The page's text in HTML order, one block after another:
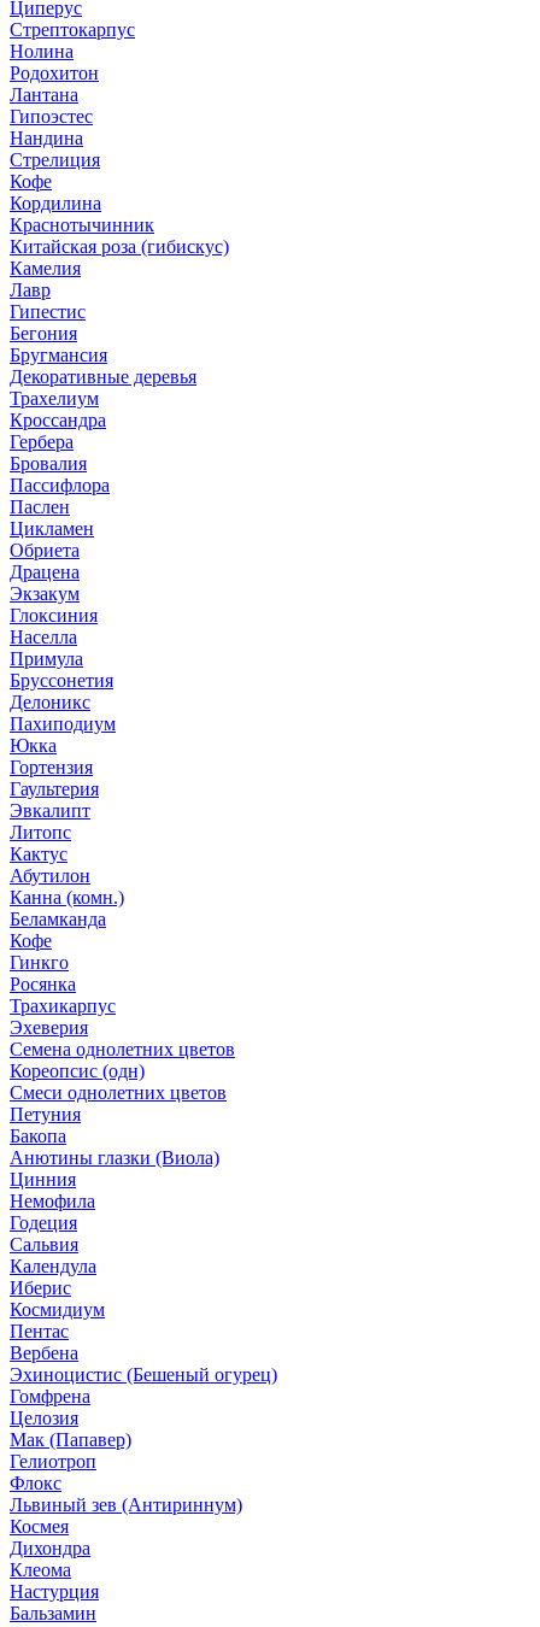
Циперус
Стрептокарпус
Нолина
Родохитон
Лантана
Гипоэстес
Нандина
Стрелиция
Кофе
Кордилина
Краснотычинник
Китайская роза (гибискус)
Камелия
Лавр
Гипестис
Бегония
Бругмансия
Декоративные деревья
Трахелиум
Кроссандра
Гербера
Бровалия
Пассифлора
Паслен
Цикламен
Обриета
Драцена
Экзакум
Глоксиния
Населла
Примула
Бруссонетия
Делоникс
Пахиподиум
Юкка
Гортензия
Гаультерия
Эвкалипт
Литопс
Кактус
Абутилон
Канна (комн.)
Беламканда
Кофе
Гинкго
Росянка
Трахикарпус
Эхеверия
Семена однолетних цветов
Кореопсис (одн)
Смеси однолетних цветов
Петуния
Бакопа
Анютины глазки (Виола)
Цинния
Немофила
Годеция
Сальвия
Календула
Иберис
Космидиум
Пентас
Вербена
Эхиноцистис (Бешеный огурец)
Гомфрена
Целозия
Мак (Папавер)
Гелиотроп
Флокс
Львиный зев (Антириннум)
Космея
Дихондра
Клеома
Настурция
Бальзамин